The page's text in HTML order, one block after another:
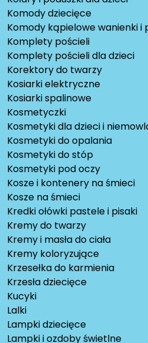
Komody dziecięce
Komody kąpielowe wanienki i
Komplety pościeli
Komplety pościeli dla dzieci
Korektory do twarzy
Kosiarki elektryczne
Kosiarki spalinowe
Kosmetyczki
Kosmetyki dla dzieci i
Kosmetyki do opalania
Kosmetyki do stóp
Kosmetyki pod oczy
Kosze i kontenery na śmieci
Kosze na śmieci
Kredki ołówki pastele i pisaki
Kremy do twarzy
Kremy i masła do ciała
Kremy koloryzujące
Krzesełka do karmienia
Krzesła dziecięce
Kucyki
Lalki
Lampki dziecięce
Lampki i ozdoby świetlne